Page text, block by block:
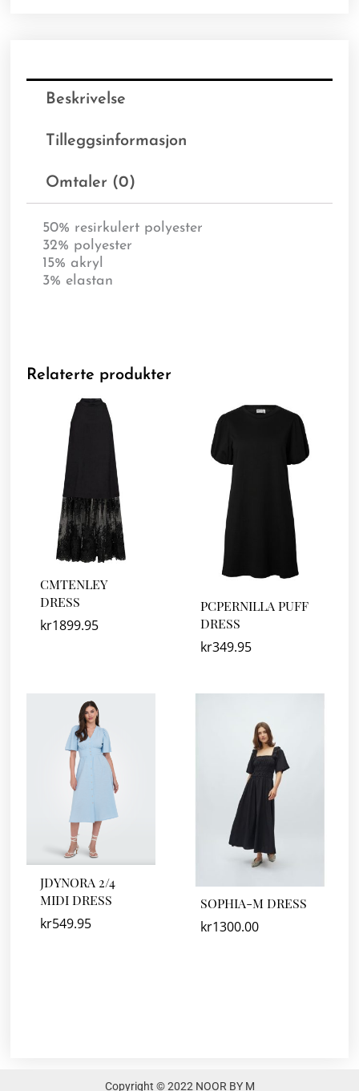
Beskrivelse
Tilleggsinformasjon
Omtaler (0)
50% resirkulert polyester
32% polyester
15% akryl
3% elastan
Relaterte produkter
CMTENLEY
DRESS
kr1899.95
PCPERNILLA PUFF
DRESS
kr349.95
JDYNORA 2/4
MIDI DRESS
kr549.95
SOPHIA-M DRESS
kr1300.00
Copyright © 2022 NOOR BY M